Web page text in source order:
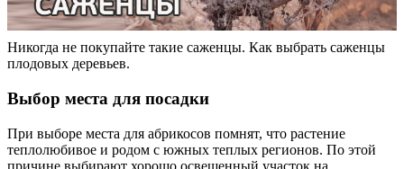
Никогда не покупайте такие саженцы. Как выбрать саженцы
плодовых деревьев.
Выбор места для посадки
При выборе места для абрикосов помнят, что растение
теплолюбивое и родом с южных теплых регионов. По этой
причине выбирают хорошо освещенный участок на